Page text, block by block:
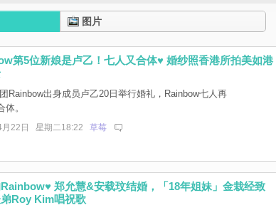
图片
第5位新娘是卢乙！七人又合体♥ 婚纱照香港所拍美如港
Rainbow出身成员卢乙20日举行婚礼，Rainbow七人再
体。
月22日 星期二18:22 草莓
郑允慧&安载玟结婚，「18年姐妹」金栽经致
Roy Kim唱祝歌